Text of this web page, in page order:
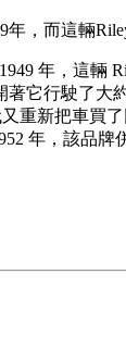
，而這輛
年，這
它行駛了大
重新把車買
年，該品